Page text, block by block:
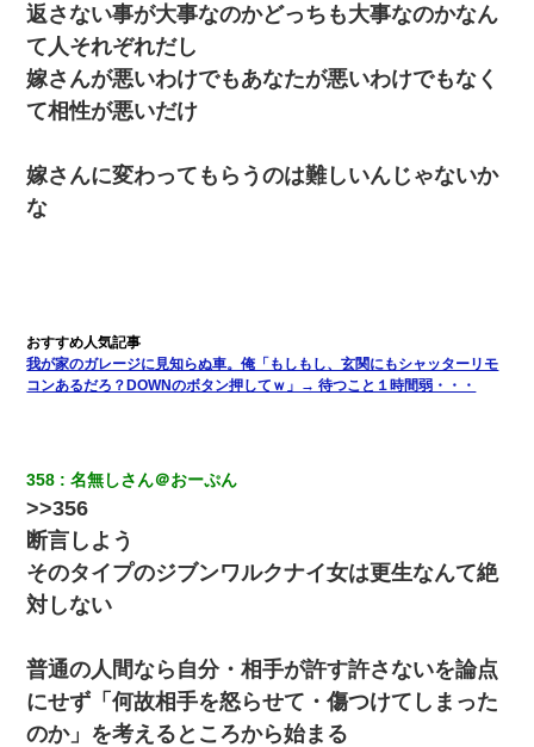
返さない事が大事なのかどっちも大事なのかなん
て人それぞれだし
嫁さんが悪いわけでもあなたが悪いわけでもなく
て相性が悪いだけ
嫁さんに変わってもらうのは難しいんじゃないか
な
我が家のガレージに見知らぬ車。俺「もしもし、玄関にもシャッターリモ
コンあるだろ？DOWNのボタン押してｗ」→ 待つこと１時間弱・・・
358 名無しさん＠おーぷん
>>356
断言しよう
そのタイプのジブンワルクナイ女は更生なんて絶
対しない
普通の人間なら自分・相手が許す許さないを論点
にせず「何故相手を怒らせて・傷つけてしまった
のか」を考えるところから始まる